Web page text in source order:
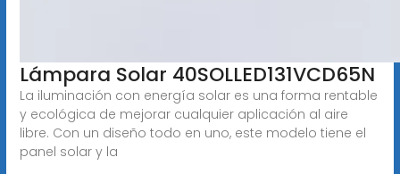
Lámpara Solar 40SOLLED131VCD65N
La iluminación con energía solar es una forma rentable
y ecológica de mejorar cualquier aplicación al aire
libre. Con un diseño todo en uno, este modelo tiene el
panel solar y la